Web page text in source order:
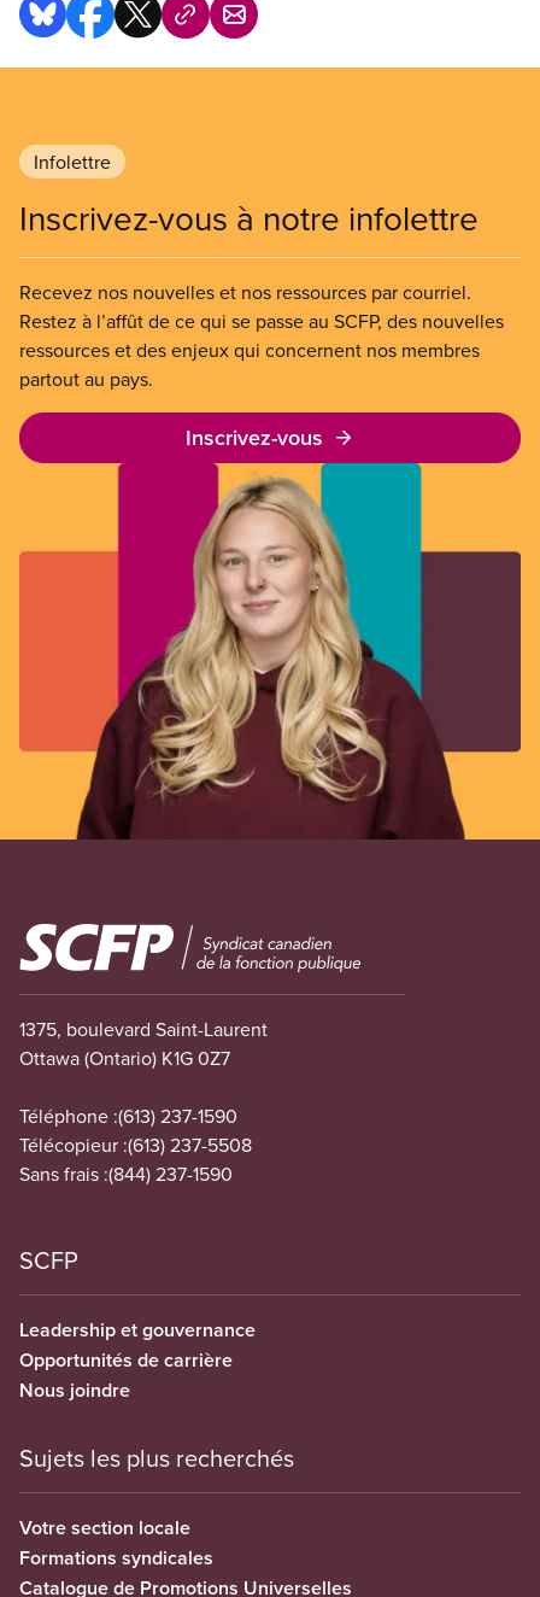
Infolettre
Inscrivez-vous à notre infolettre
Recevez nos nouvelles et nos ressources par courriel.
Restez à l’affût de ce qui se passe au SCFP, des nouvelles
ressources et des enjeux qui concernent nos membres
partout au pays.
Inscrivez-vous
Image
1375, boulevard Saint-Laurent
Ottawa (Ontario) K1G 0Z7
Téléphone :(613) 237-1590
Télécopieur :(613) 237-5508
Sans frais :(844) 237-1590
SCFP
Leadership et gouvernance
Opportunités de carrière
Nous joindre
Sujets les plus recherchés
Votre section locale
Formations syndicales
Catalogue de Promotions Universelles